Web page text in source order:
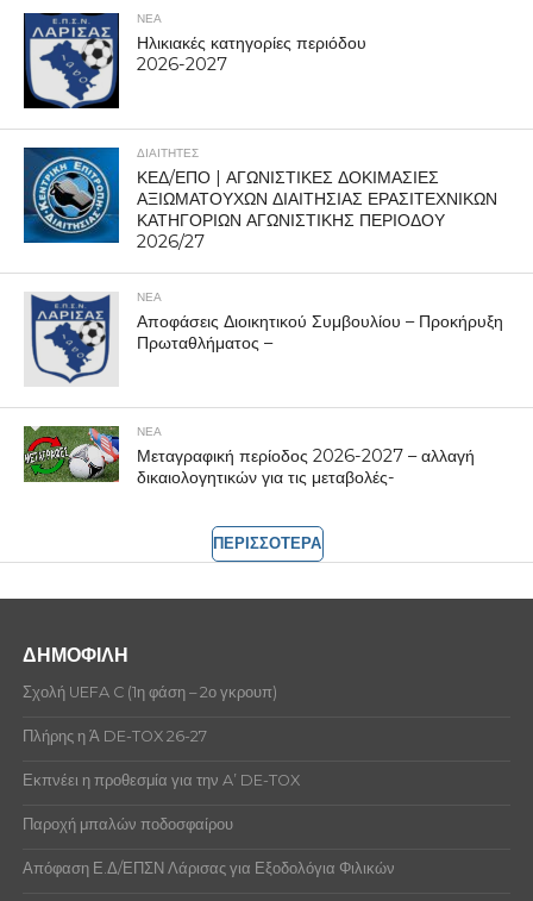
ΝΕΑ
Ηλικιακές κατηγορίες περιόδου
2026-2027
ΔΙΑΙΤΗΤΕΣ
ΚΕΔ/ΕΠΟ | ΑΓΩΝΙΣΤΙΚΕΣ ΔΟΚΙΜΑΣΙΕΣ
ΑΞΙΩΜΑΤΟΥΧΩΝ ΔΙΑΙΤΗΣΙΑΣ ΕΡΑΣΙΤΕΧΝΙΚΩΝ
ΚΑΤΗΓΟΡΙΩΝ ΑΓΩΝΙΣΤΙΚΗΣ ΠΕΡΙΟΔΟΥ
2026/27
ΝΕΑ
Αποφάσεις Διοικητικού Συμβουλίου – Προκήρυξη
Πρωταθλήματος –
ΝΕΑ
Μεταγραφική περίοδος 2026-2027 – αλλαγή
δικαιολογητικών για τις μεταβολές-
ΠΕΡΙΣΣΟΤΕΡΑ
ΔΗΜΟΦΙΛΗ
Σχολή UEFA C (1η φάση – 2ο γκρουπ)
Πλήρης η Ά DE-TOX 26-27
Εκπνέει η προθεσμία για την A’ DE-TOX
Παροχή μπαλών ποδοσφαίρου
Απόφαση Ε.Δ/ΕΠΣΝ Λάρισας για Εξοδολόγια Φιλικών